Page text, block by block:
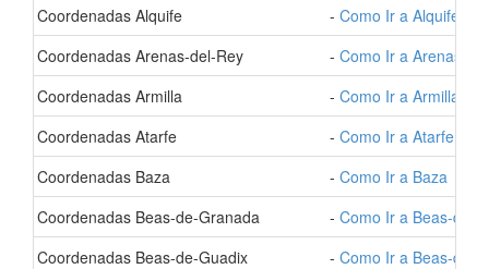
- Coordenadas Alquife
- Como Ir a Alquife
- Coordenadas Arenas-del-Rey
- Como Ir a Arenas-
- Coordenadas Armilla
- Como Ir a Armilla
- Coordenadas Atarfe
- Como Ir a Atarfe
- Coordenadas Baza
- Como Ir a Baza
- Coordenadas Beas-de-Granada
- Como Ir a Beas-de-
- Coordenadas Beas-de-Guadix
- Como Ir a Beas-de-